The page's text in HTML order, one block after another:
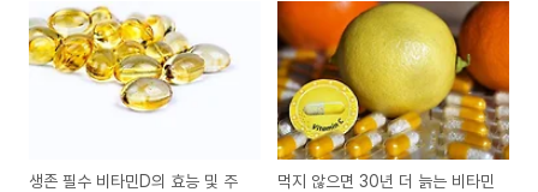
생존 필수 비타민D의 효능 및 주
먹지 않으면 30년 더 늙는 비타민